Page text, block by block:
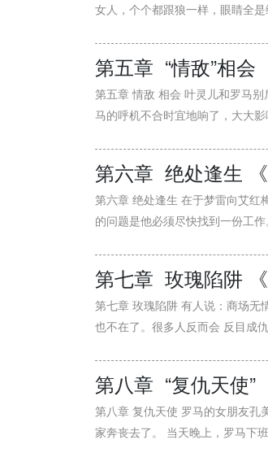
女人，个个都跟狼一样，眼睛全
第五章 “情敌”相会
第五章 情敌 相会 叶灵儿和罗马
马的呼机不合时宜地响了，大大
第六章 绝处逢生 《
第六章 绝处逢生 在于梦雷向艾红
的问题是他必须尽快找到一份工
第七章 玫瑰陷阱 《
第七章 玫瑰陷阱 有人说：商场无
也不在了。很多人反而会 反目成
第八章 “复仇天使”
第八章 复仇天使 罗马的女朋友孔
家奔丧去了。 当天晚上，罗马下